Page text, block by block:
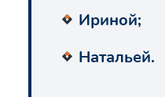
Ириной;
Натальей.